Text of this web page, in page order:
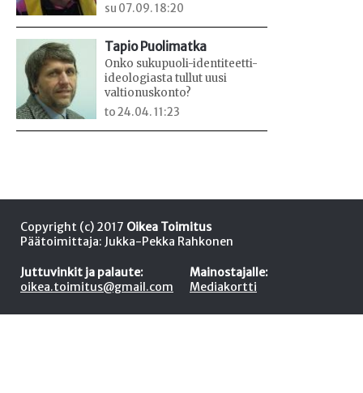
su 07.09. 18:20
Tapio Puolimatka
Onko sukupuoli-identiteetti-
ideologiasta tullut uusi
valtionuskonto?
to 24.04. 11:23
Copyright (c) 2017 Oikea Toimitus
Päätoimittaja: Jukka-Pekka Rahkonen
Juttuvinkit ja palaute:
oikea.toimitus@gmail.com
Mainostajalle:
Mediakortti